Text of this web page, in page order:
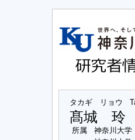
タカギ リョウ
髙城 玲
所属
神奈川大